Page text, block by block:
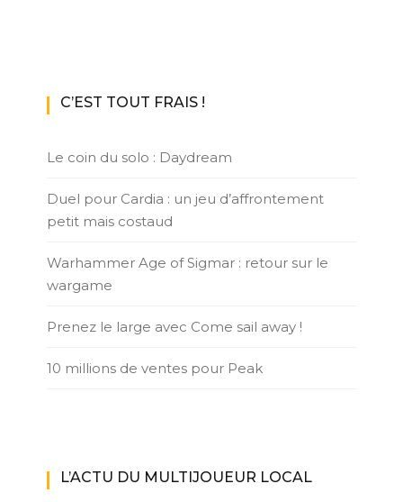
C’EST TOUT FRAIS !
Le coin du solo : Daydream
Duel pour Cardia : un jeu d’affrontement
petit mais costaud
Warhammer Age of Sigmar : retour sur le
wargame
Prenez le large avec Come sail away !
10 millions de ventes pour Peak
L’ACTU DU MULTIJOUEUR LOCAL